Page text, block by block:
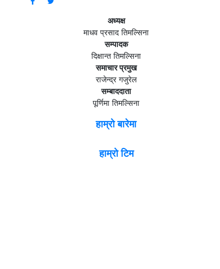
अध्यक्ष
माधव प्रसाद तिमल्सिना
सम्पादक
दिक्षान्त तिमल्सिना
समाचार प्रमुख
राजेन्द्र गजुरेल
सम्बाददाता
पूर्णिमा तिमल्सिना
हाम्रो बारेमा
हाम्रो टिम